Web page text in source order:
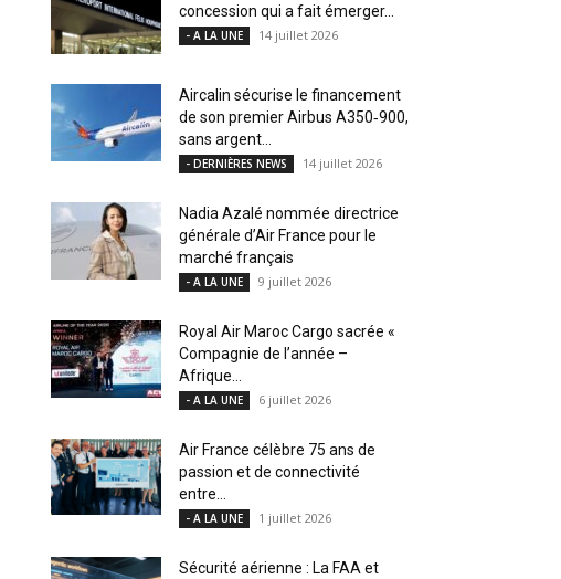
concession qui a fait émerger...
- A LA UNE 14 juillet 2026
Aircalin sécurise le financement
de son premier Airbus A350‑900,
sans argent...
- DERNIÈRES NEWS 14 juillet 2026
Nadia Azalé nommée directrice
générale d’Air France pour le
marché français
- A LA UNE 9 juillet 2026
Royal Air Maroc Cargo sacrée «
Compagnie de l’année –
Afrique...
- A LA UNE 6 juillet 2026
Air France célèbre 75 ans de
passion et de connectivité
entre...
- A LA UNE 1 juillet 2026
Sécurité aérienne : La FAA et